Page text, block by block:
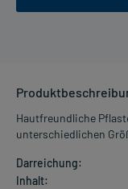
Hautfreundliche
unterschiedlichen
Darreichung:
Inhalt: